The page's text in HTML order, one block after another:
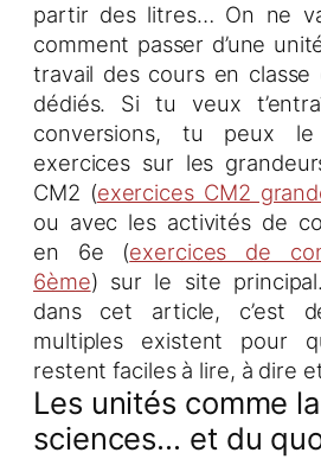
partir des litres… On ne
comment passer d’une
travail des cours en
dédiés. Si tu veux
conversions, tu peux
exercices sur les
CM2 (exercices CM2
ou avec les activités de
en 6e (exercices de
6ème) sur le site
dans cet article, c’est
multiples existent pour
restent faciles à lire, à dire
Les unités comme
sciences… et du